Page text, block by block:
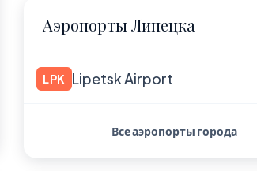
Аэропорты Липецка
LPK Lipetsk Airport
Все аэропорты города